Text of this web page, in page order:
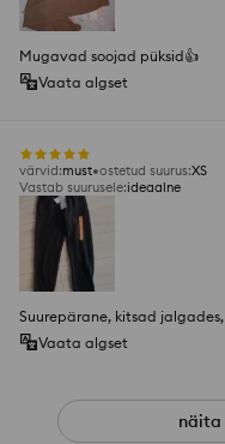
Mugavad soojad püksid👍️
Vaata algset
värvid:must ostetud suurus:XS
Vastab suurusele:ideaalne
Suurepärane, kitsad
Vaata algset
näita